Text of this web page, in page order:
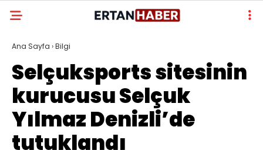
Ana Sayfa ›Bilgi
Selçuksports sitesinin
kurucusu Selçuk
Yılmaz Denizli’de
tutuklandı